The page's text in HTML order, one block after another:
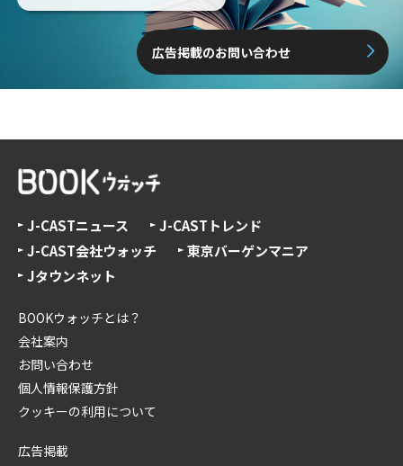
広告掲載のお問い合わせ
J-CASTニュース
J-CASTトレンド
J-CAST会社ウォッチ
東京バーゲンマニア
Jタウンネット
BOOKウォッチとは？
会社案内
お問い合わせ
個人情報保護方針
クッキーの利用について
広告掲載